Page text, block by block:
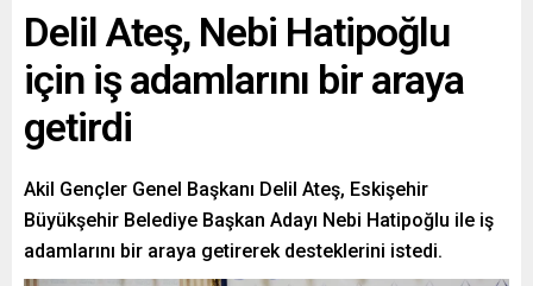
Delil Ateş, Nebi Hatipoğlu
için iş adamlarını bir araya
getirdi
Akil Gençler Genel Başkanı Delil Ateş, Eskişehir
Büyükşehir Belediye Başkan Adayı Nebi Hatipoğlu ile iş
adamlarını bir araya getirerek desteklerini istedi.